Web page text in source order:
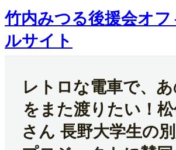
内
容
ス
キ
竹内みつる後援会オフ
ルサイト
レトロな電車で、
をまた渡りたい！
さん 長野大学生の